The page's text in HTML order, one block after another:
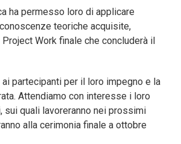
ha permesso loro di applicare
teoriche acquisite,
Work finale che concluderà il
ai partecipanti per il loro impegno e la
Attendiamo con interesse i loro
sui quali lavoreranno nei prossimi
alla cerimonia finale a ottobre